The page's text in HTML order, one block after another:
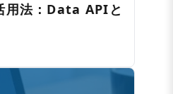
用法：Data APIと